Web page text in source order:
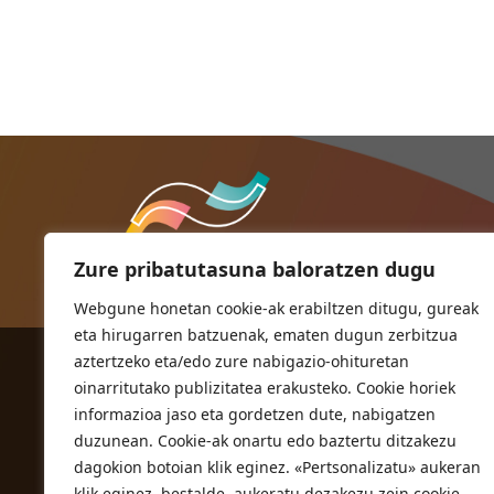
Zure pribatutasuna baloratzen dugu
Webgune honetan cookie-ak erabiltzen ditugu, gureak
eta hirugarren batzuenak, ematen dugun zerbitzua
aztertzeko eta/edo zure nabigazio-ohituretan
oinarritutako publizitatea erakusteko. Cookie horiek
informazioa jaso eta gordetzen dute, nabigatzen
duzunean. Cookie-ak onartu edo baztertu ditzakezu
dagokion botoian klik eginez. «Pertsonalizatu» aukeran
ORIOKO UDALA
Herriko plaza,1
20810 Orio (Gipuzkoa)
T. 943 83 03 46